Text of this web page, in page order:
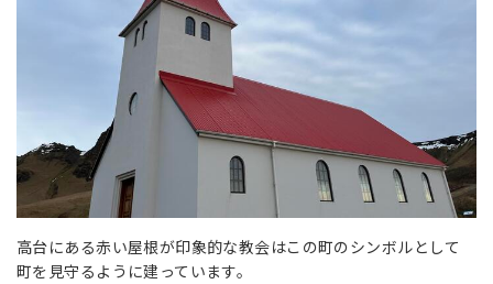
高台にある赤い屋根が印象的な教会はこの町のシンボルとして
町を見守るように建っています。